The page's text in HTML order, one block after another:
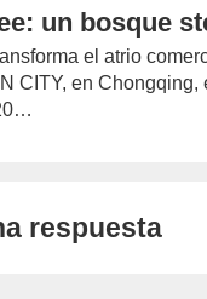
un bosque
el atrio
CITY, en Chongqing,
respuesta